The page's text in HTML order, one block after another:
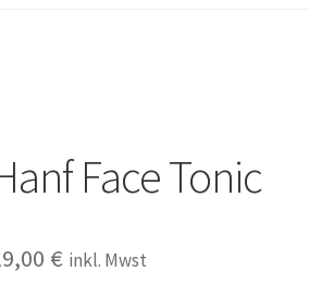
Face Tonic
€ inkl. Mwst